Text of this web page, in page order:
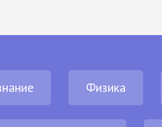
Физика